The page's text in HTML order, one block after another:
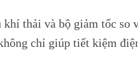
thải và bộ giảm tốc so
chỉ giúp tiết kiệm